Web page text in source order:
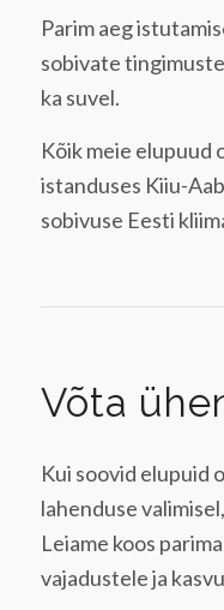
Parim aeg
sobivate
ka suvel.
Kõik meie elupuud
istanduses Kiiu-
sobivuse Eesti
Võta
Kui soovid elupuid
lahenduse
Leiame koos
vajadustele ja